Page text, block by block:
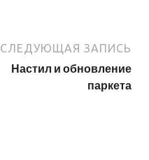
СЛЕДУЮЩАЯ ЗАПИСЬ
Настил и обновление
паркета